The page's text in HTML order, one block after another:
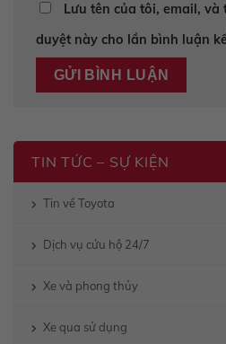
TIN TỨC – SỰ KIỆN
Tin về Toyota
Dịch vụ cứu hộ 24/7
Xe và phong thủy
Xe qua sử dụng
Lưu tên của tôi, email,
duyệt này cho lần bình luận